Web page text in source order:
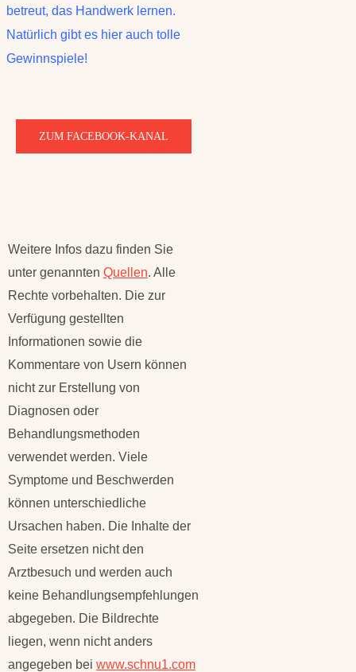
betreut, das Handwerk lernen.
Natürlich gibt es hier auch tolle
Gewinnspiele!
ZUM FACEBOOK-KANAL
Weitere Infos dazu finden Sie
unter genannten Quellen. Alle
Rechte vorbehalten. Die zur
Verfügung gestellten
Informationen sowie die
Kommentare von Usern können
nicht zur Erstellung von
Diagnosen oder
Behandlungsmethoden
verwendet werden. Viele
Symptome und Beschwerden
können unterschiedliche
Ursachen haben. Die Inhalte der
Seite ersetzen nicht den
Arztbesuch und werden auch
keine Behandlungsempfehlungen
abgegeben. Die Bildrechte
liegen, wenn nicht anders
angegeben bei www.schnu1.com